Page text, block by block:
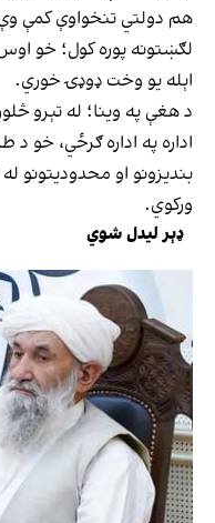
هم دولتي تنخواوې کمې
لګښتونه پوره کول؛ خو
اېله یو وخت ډوډۍ خوري.
د هغې په وینا؛ له تېرو
اداره په اداره ګرځي، خو د
بندیزونو او محدودیتونو
ورکوي.
ډېر لیدل شوي